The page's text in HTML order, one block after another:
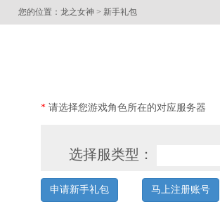
您的位置： 龙之女神 > 新手礼包
* 请选择您游戏角色所在的对应服务器
选择服类型：
申请新手礼包 马上注册账号